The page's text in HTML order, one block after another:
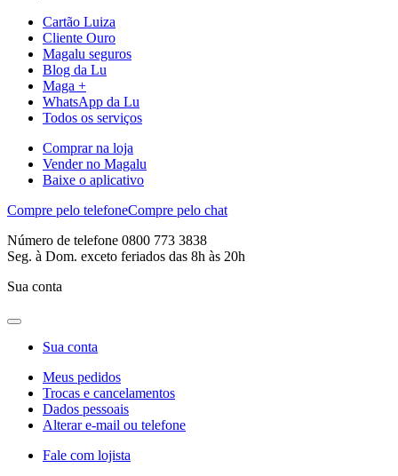
Cartão Luiza
Cliente Ouro
Magalu seguros
Blog da Lu
Maga +
WhatsApp da Lu
Todos os serviços
Comprar na loja
Vender no Magalu
Baixe o aplicativo
Compre pelo telefoneCompre pelo chat
Número de telefone 0800 773 3838
Seg. à Dom. exceto feriados das 8h às 20h
Sua conta
Sua conta
Meus pedidos
Trocas e cancelamentos
Dados pessoais
Alterar e-mail ou telefone
Fale com lojista